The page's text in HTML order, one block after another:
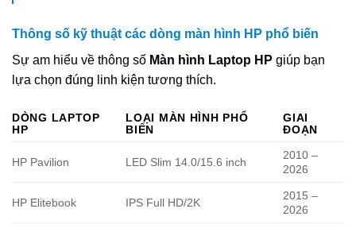
Thông số kỹ thuật các dòng màn hình HP phổ biến
Sự am hiểu về thông số Màn hình Laptop HP giúp bạn
lựa chọn đúng linh kiện tương thích.
DÒNG LAPTOP
HP
LOẠI MÀN HÌNH PHỔ
BIẾN
GIAI
ĐOẠN
HP Pavilion LED Slim 14.0/15.6 inch
2010 –
2026
HP Elitebook IPS Full HD/2K
2015 –
2026